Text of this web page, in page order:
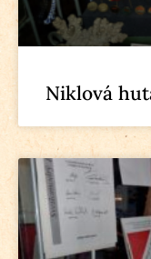
Niklová